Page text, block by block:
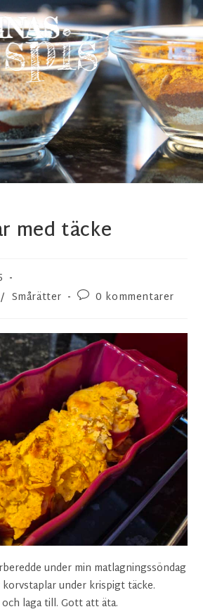
med täcke
/ Smårätter 0 kommentarer
under min matlagningssöndag
under krispigt täcke.
laga till. Gott att äta.